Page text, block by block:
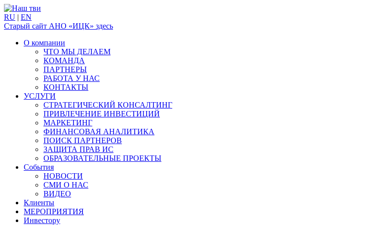
RU | EN
Старый сайт АНО «ИЦК» здесь
О компании
ЧТО МЫ ДЕЛАЕМ
КОМАНДА
ПАРТНЕРЫ
РАБОТА У НАС
КОНТАКТЫ
УСЛУГИ
СТРАТЕГИЧЕСКИЙ КОНСАЛТИНГ
ПРИВЛЕЧЕНИЕ ИНВЕСТИЦИЙ
МАРКЕТИНГ
ФИНАНСОВАЯ АНАЛИТИКА
ПОИСК ПАРТНЕРОВ
ЗАЩИТА ПРАВ ИС
ОБРАЗОВАТЕЛЬНЫЕ ПРОЕКТЫ
События
НОВОСТИ
СМИ О НАС
ВИДЕО
Клиенты
МЕРОПРИЯТИЯ
Инвестору